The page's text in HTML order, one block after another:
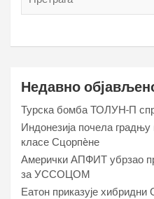
Недавно
Турска бомба ТОЛУН-П
Индонезија почела
класе Сцорпèне
Амерички АПФИТ убрзао
за УССОЦОМ
Еатон приказује